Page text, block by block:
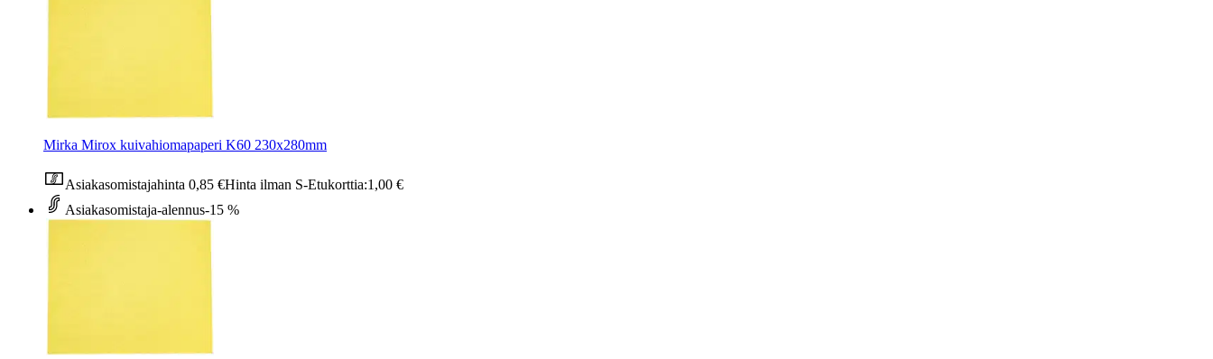
Mirka Mirox kuivahiomapaperi K60 230x280mm
Asiakasomistajahinta 0,85 €Hinta ilman S-Etukorttia:1,00 €
Asiakasomistaja-alennus-15 %